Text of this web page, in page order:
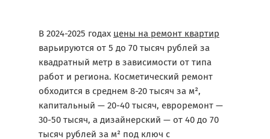
В 2024-2025 годах цены на ремонт квартир
варьируются от 5 до 70 тысяч рублей за
квадратный метр в зависимости от типа
работ и региона. Косметический ремонт
обходится в среднем 8-20 тысяч за м²,
капитальный — 20-40 тысяч, евроремонт —
30-50 тысяч, а дизайнерский — от 40 до 70
тысяч рублей за м² под ключ с